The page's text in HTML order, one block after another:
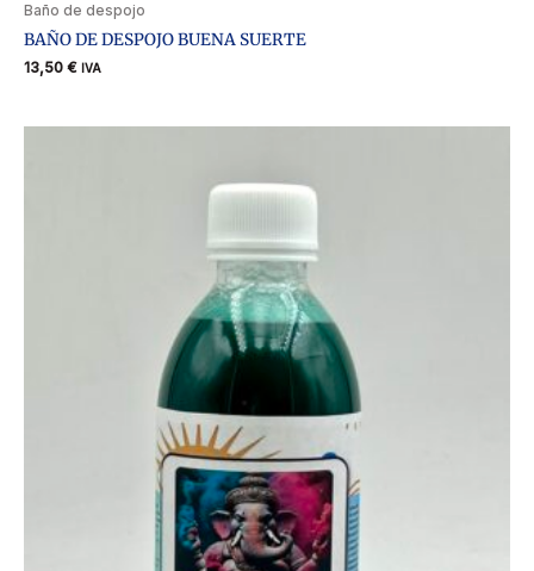
Baño de despojo
BAÑO DE DESPOJO BUENA SUERTE
13,50 € IVA